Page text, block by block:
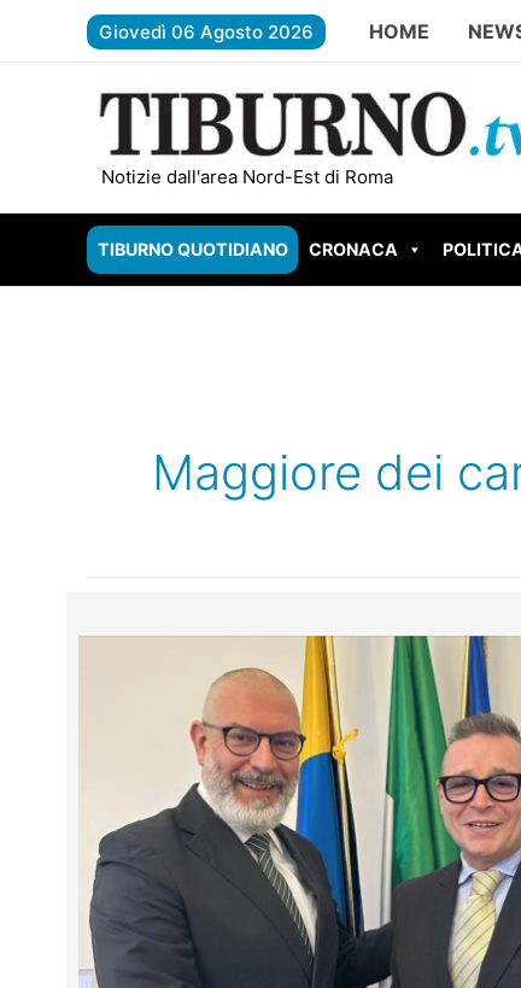
Giovedì 06 Agosto 2026 HOME
Notizie dall'area Nord-Est di Roma
Valle dell’Aniene: dalla
TIBURNO QUOTIDIANO CRONACA
Maggiore dei